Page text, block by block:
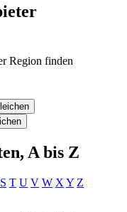
Region finden
A bis Z
S T U V W X Y Z